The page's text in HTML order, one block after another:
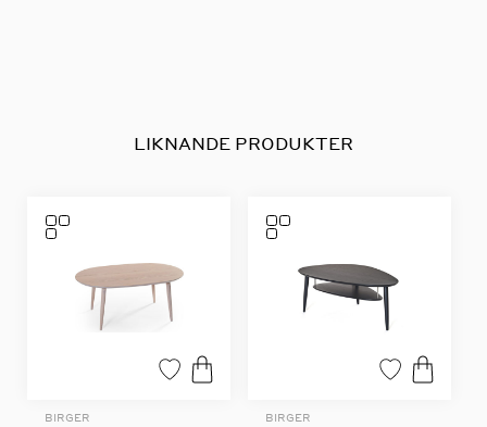
LIKNANDE PRODUKTER
BIRGER BIRGER